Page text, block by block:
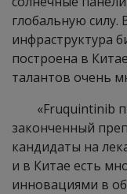
глобальную силу.
инфраструктура
построена в
талантов очень
«Fruquintinib
законченный
кандидаты на
и в Китае есть
инновациями в